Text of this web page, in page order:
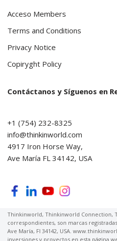
Acceso Members
Terms and Conditions
Privacy Notice
Copiryght Policy
Contáctanos y Síguenos en
+1 (754) 232-8325
info@thinkinworld.com
4917 Iron Horse Way,
Ave María FL 34142, USA
Thinkinworld, Thinkinworld Connection,
correspondientes, son marcas
Ave María, Fl 34142, USA.
inversiones y proyectos en esta página